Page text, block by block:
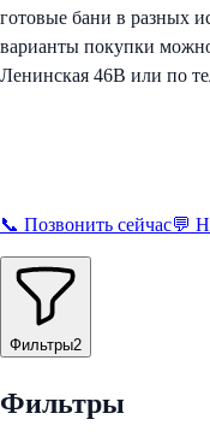
готовые бани в разных
варианты покупки
Ленинская 46В или по
📞 Позвонить сейчас💬
Фильтры2
Фильтры